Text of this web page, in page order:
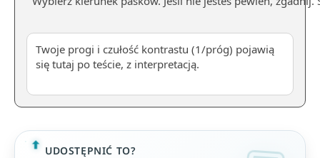
Twoje progi i czułość kontrastu (1/próg) pojawią
się tutaj po teście, z interpretacją.
UDOSTĘPNIĆ TO?